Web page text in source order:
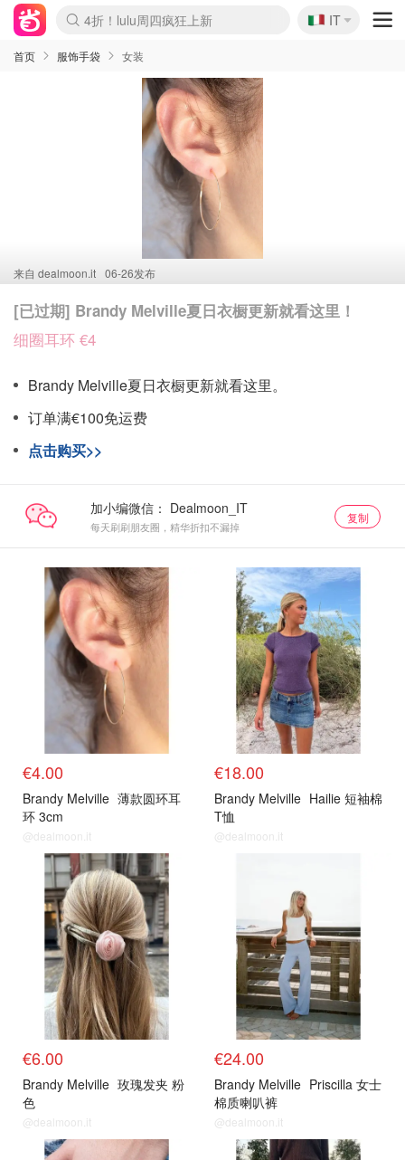
Boticinal 夏促开抢！
4折！lulu周四疯狂上新
速领！Stanley独家85折
Zalando 奥莱闪促！每日更新
🇮🇹
IT
首页 服饰手袋 女装
来自 dealmoon.it 06-26发布
[已过期] Brandy Melville夏日衣橱更新就看这里！
细圈耳环 €4
Brandy Melville夏日衣橱更新就看这里。
订单满€100免运费
点击购买>>
加小编微信：
每天刷刷朋友圈，精华折扣不漏掉
复制
€4.00
Brandy Melville 薄款圆环耳
环 3cm
@dealmoon.it
€18.00
Brandy Melville Hailie 短袖棉
T恤
@dealmoon.it
€6.00
Brandy Melville 玫瑰发夹 粉
色
@dealmoon.it
€24.00
Brandy Melville Priscilla 女士
棉质喇叭裤
@dealmoon.it